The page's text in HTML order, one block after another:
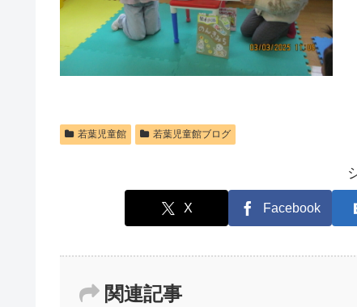
若葉児童館 若葉児童館ブログ
X Facebook
関連記事